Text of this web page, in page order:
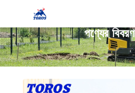
পণ্যের বিবরণ